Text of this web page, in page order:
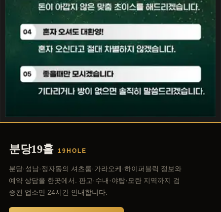
분당19홀 19HOLE
분당·성남·정자동의 셔츠룸·가라오케·하이퍼블릭 정보와
예약 상담을 한곳에서. 판교·수내·야탑·모란 지역까지 검
증된 업소만 24시간 안내합니다.